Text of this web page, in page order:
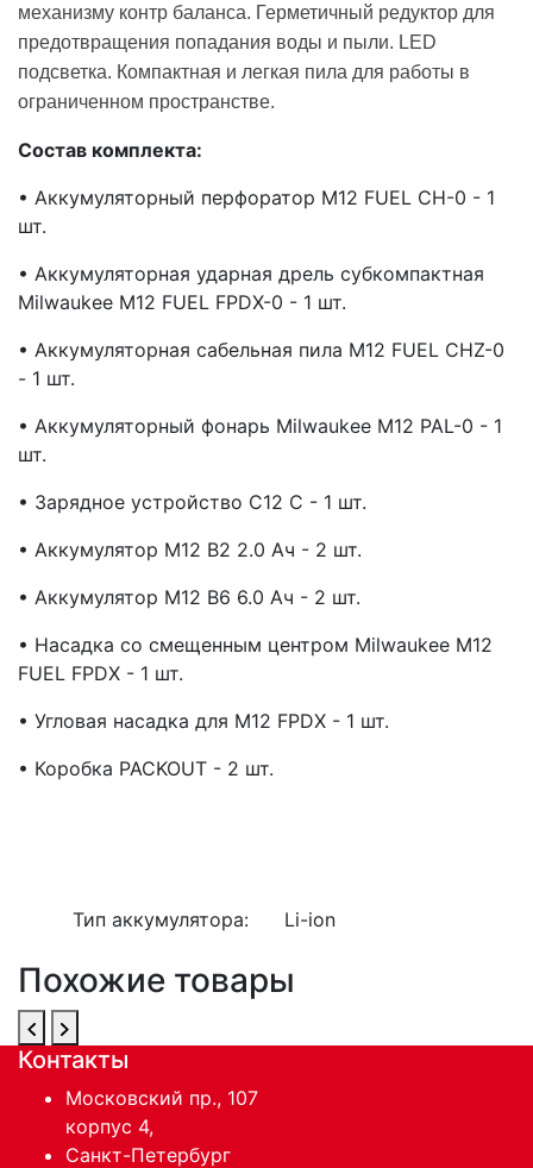
механизму контр баланса. Герметичный редуктор для
предотвращения попадания воды и пыли. LED
подсветка. Компактная и легкая пила для работы в
ограниченном пространстве.
Состав комплекта:
• Аккумуляторный перфоратор M12 FUEL CH-0 - 1
шт.
• Аккумуляторная ударная дрель субкомпактная
Milwaukee M12 FUEL FPDX-0 - 1 шт.
• Аккумуляторная сабельная пила M12 FUEL CHZ-0
- 1 шт.
• Аккумуляторный фонарь Milwaukee M12 PAL-0 - 1
шт.
• Зарядное устройство C12 C - 1 шт.
• Аккумулятор M12 B2 2.0 Ач - 2 шт.
• Аккумулятор M12 B6 6.0 Ач - 2 шт.
• Насадка со смещенным центром Milwaukee M12
FUEL FPDX - 1 шт.
• Угловая насадка для M12 FPDX - 1 шт.
• Коробка PACKOUT - 2 шт.
Тип аккумулятора: Li-ion
Похожие товары
Контакты
Московский пр., 107
корпус 4,
Санкт-Петербург